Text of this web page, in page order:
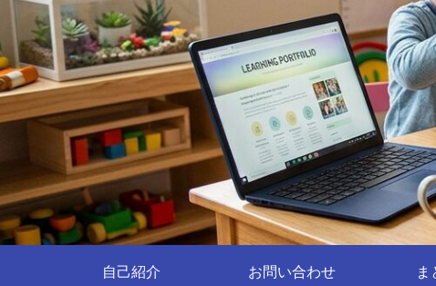
自己紹介 お問い合わせ ま